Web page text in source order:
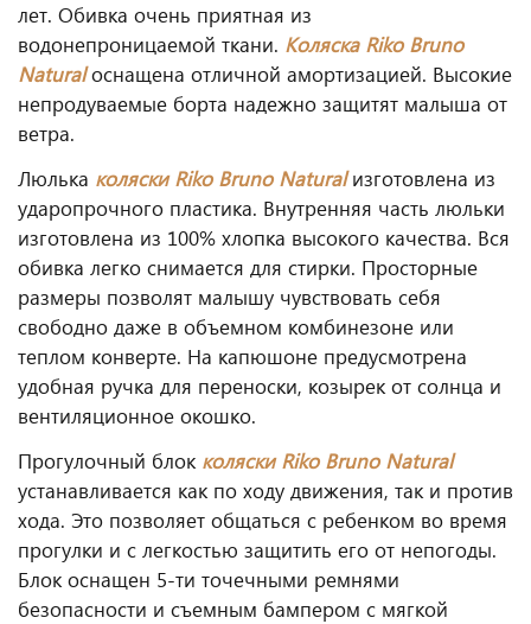
лет. Обивка очень приятная из
водонепроницаемой ткани. Коляска Riko Bruno
Naturalоснащена отличной амортизацией. Высокие
непродуваемые борта надежно защитят малыша от
ветра.
Люлька коляскиRiko Bruno Naturalизготовлена из
ударопрочного пластика. Внутренняя часть люльки
изготовлена из 100% хлопка высокого качества. Вся
обивка легко снимается для стирки. Просторные
размеры позволят малышу чувствовать себя
свободно даже в объемном комбинезоне или
теплом конверте. На капюшоне предусмотрена
удобная ручка для переноски, козырек от солнца и
вентиляционное окошко.
Прогулочный блок коляскиRiko Bruno Natural
устанавливается как по ходу движения, так и против
хода. Это позволяет общаться с ребенком во время
прогулки и с легкостью защитить его от непогоды.
Блок оснащен 5-ти точечными ремнями
безопасности и съемным бампером с мягкой